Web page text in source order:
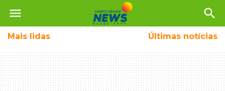
menu search
Mais lidas Últimas notícias